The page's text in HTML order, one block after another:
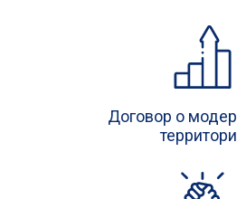
Договор о